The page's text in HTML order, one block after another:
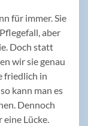
für immer. Sie
aber
Doch statt
wir sie genau
friedlich in
kann man es
Dennoch
eine Lücke.